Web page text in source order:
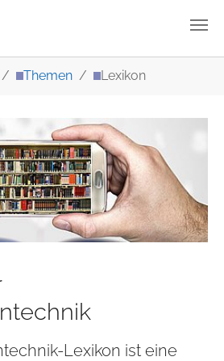
Themen Lexikon
Lexikon ist eine